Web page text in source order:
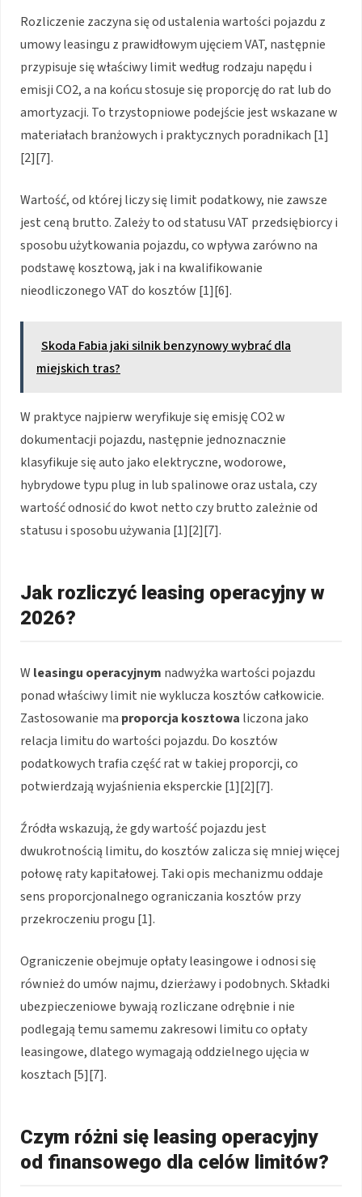
Rozliczenie zaczyna się od ustalenia wartości pojazdu z
umowy leasingu z prawidłowym ujęciem VAT, następnie
przypisuje się właściwy limit według rodzaju napędu i
emisji CO2, a na końcu stosuje się proporcję do rat lub do
amortyzacji. To trzystopniowe podejście jest wskazane w
materiałach branżowych i praktycznych poradnikach [1]
[2][7].
Wartość, od której liczy się limit podatkowy, nie zawsze
jest ceną brutto. Zależy to od statusu VAT przedsiębiorcy i
sposobu użytkowania pojazdu, co wpływa zarówno na
podstawę kosztową, jak i na kwalifikowanie
nieodliczonego VAT do kosztów [1][6].
Skoda Fabia jaki silnik benzynowy wybrać dla
miejskich tras?
W praktyce najpierw weryfikuje się emisję CO2 w
dokumentacji pojazdu, następnie jednoznacznie
klasyfikuje się auto jako elektryczne, wodorowe,
hybrydowe typu plug in lub spalinowe oraz ustala, czy
wartość odnosić do kwot netto czy brutto zależnie od
statusu i sposobu używania [1][2][7].
Jak rozliczyć leasing operacyjny w
2026?
W leasingu operacyjnym nadwyżka wartości pojazdu
ponad właściwy limit nie wyklucza kosztów całkowicie.
Zastosowanie ma proporcja kosztowa liczona jako
relacja limitu do wartości pojazdu. Do kosztów
podatkowych trafia część rat w takiej proporcji, co
potwierdzają wyjaśnienia eksperckie [1][2][7].
Źródła wskazują, że gdy wartość pojazdu jest
dwukrotnością limitu, do kosztów zalicza się mniej więcej
połowę raty kapitałowej. Taki opis mechanizmu oddaje
sens proporcjonalnego ograniczania kosztów przy
przekroczeniu progu [1].
Ograniczenie obejmuje opłaty leasingowe i odnosi się
również do umów najmu, dzierżawy i podobnych. Składki
ubezpieczeniowe bywają rozliczane odrębnie i nie
podlegają temu samemu zakresowi limitu co opłaty
leasingowe, dlatego wymagają oddzielnego ujęcia w
kosztach [5][7].
Czym różni się leasing operacyjny
od finansowego dla celów limitów?